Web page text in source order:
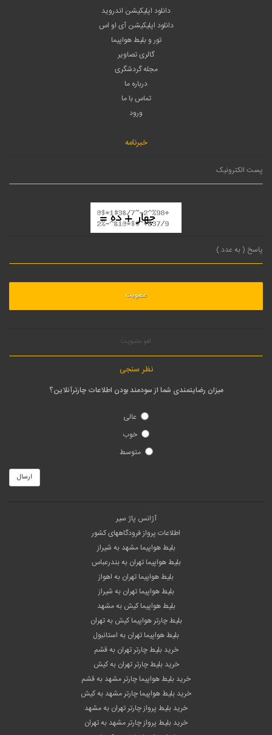
دانلود اپلیکیشن اندروید
دانلود اپلیکیشن آی او اس
تور و بلیط هواپیما
گالری تصاویر
مجله گردشگری
درباره ما
تماس با ما
ورود
خبرنامه
لغو عضویت
نظر سنجی
میزان رضایتمندی شما از سودمند بودن اطلاعات چارترآنلاین؟
عالی
خوب
متوسط
ارسال
آژانس پاژ سیر
اطلاعات پرواز فرودگاههای کشور
بلیط هواپیما مشهد به شیراز
بلیط هواپیما تهران به بندرعباس
بلیط هواپیما تهران به اهواز
بلیط هواپیما تهران به شیراز
بلیط هواپیما کیش به مشهد
بلیط چارتر هواپیما کیش به تهران
بلیط هواپیما تهران به استانبول
خرید بلیط چارتر تهران به قشم
خرید بلیط چارتر تهران به کیش
خرید بلیط هواپیما چارتر مشهد به قشم
خرید بلیط هواپیما چارتر مشهد به کیش
خرید بلیط پرواز چارتر تهران به مشهد
خرید بلیط پرواز چارتر مشهد به تهران